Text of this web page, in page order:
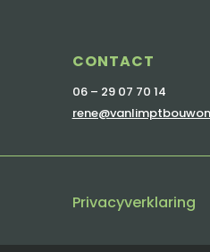
CONTACT
06 – 29 07 70 14
Privacyverklaring